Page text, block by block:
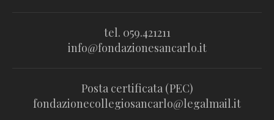
tel. 059.421211
info@fondazionesancarlo.it
Posta certificata (PEC)
fondazionecollegiosancarlo@legalmail.it